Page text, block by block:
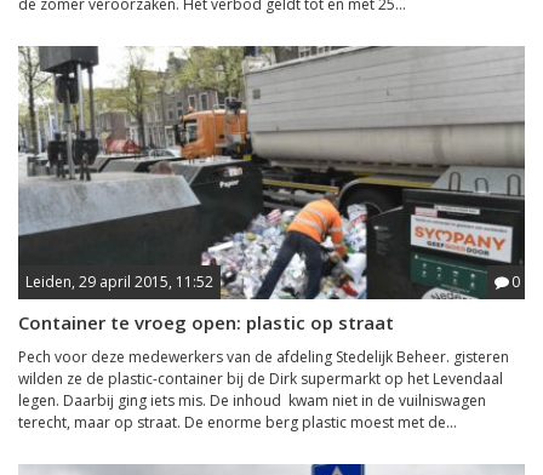
de zomer veroorzaken. Het verbod geldt tot en met 25...
Leiden, 29 april 2015, 11:52 0
Container te vroeg open: plastic op straat
Pech voor deze medewerkers van de afdeling Stedelijk Beheer. gisteren
wilden ze de plastic-container bij de Dirk supermarkt op het Levendaal
legen. Daarbij ging iets mis. De inhoud kwam niet in de vuilniswagen
terecht, maar op straat. De enorme berg plastic moest met de...